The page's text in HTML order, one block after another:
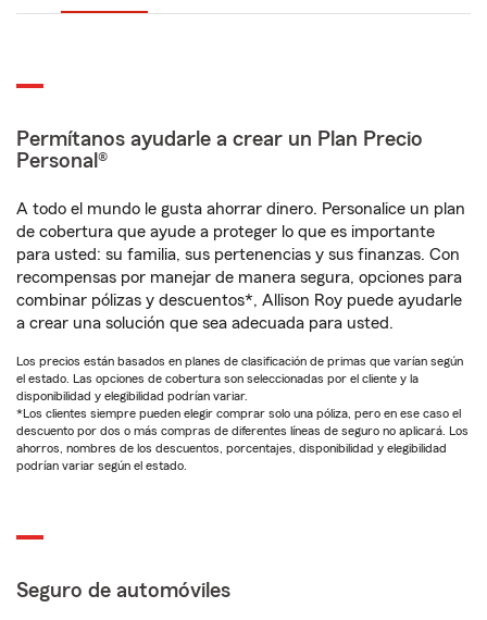
Permítanos ayudarle a crear un Plan Precio
Personal®
A todo el mundo le gusta ahorrar dinero. Personalice un plan
de cobertura que ayude a proteger lo que es importante
para usted: su familia, sus pertenencias y sus finanzas. Con
recompensas por manejar de manera segura, opciones para
combinar pólizas y descuentos*, Allison Roy puede ayudarle
a crear una solución que sea adecuada para usted.
Los precios están basados en planes de clasificación de primas que varían según
el estado. Las opciones de cobertura son seleccionadas por el cliente y la
disponibilidad y elegibilidad podrían variar.
*Los clientes siempre pueden elegir comprar solo una póliza, pero en ese caso el
descuento por dos o más compras de diferentes líneas de seguro no aplicará. Los
ahorros, nombres de los descuentos, porcentajes, disponibilidad y elegibilidad
podrían variar según el estado.
Seguro de automóviles